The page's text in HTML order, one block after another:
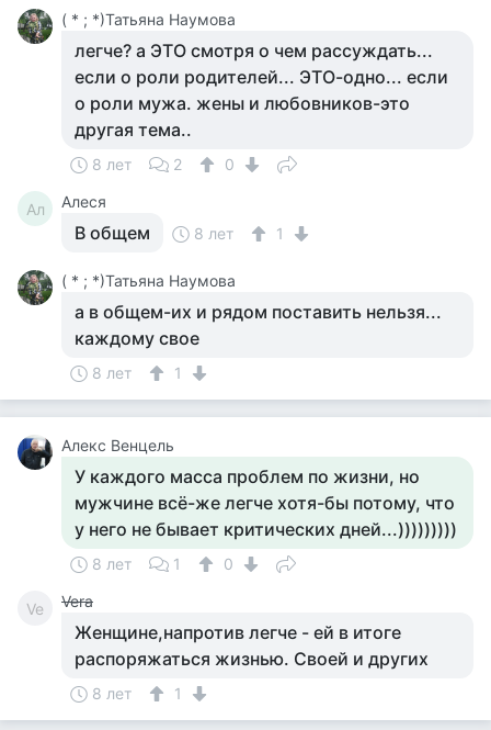
( * ; *)Татьяна Наумова
легче? а ЭТО смотря о чем рассуждать...
если о роли родителей... ЭТО-одно... если
о роли мужа. жены и любовников-это
другая тема..
8 лет 2 0
Ал Алеся
В общем 8 лет 1
( * ; *)Татьяна Наумова
а в общем-их и рядом поставить нельзя...
каждому свое
8 лет 1
Алекс Венцель
У каждого масса проблем по жизни, но
мужчине всё-же легче хотя-бы потому, что
у него не бывает критических дней...)))))))))
8 лет 1 0
Ve Vera
Женщине,напротив легче - ей в итоге
распоряжаться жизнью. Своей и других
8 лет 1